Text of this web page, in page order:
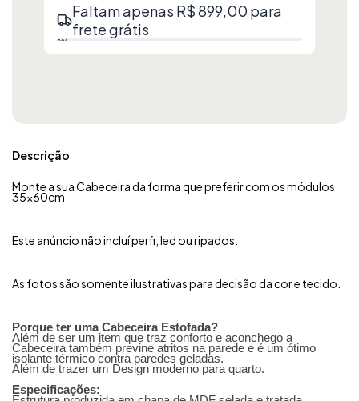
Faltam apenas R$ 899,00 para
frete grátis
0%
Descrição
Monte a sua Cabeceira da forma que preferir com os módulos
35x60cm
Este anúncio não incluí perfi, led ou ripados.
As fotos são somente ilustrativas para decisão da cor e tecido.
Porque ter uma Cabeceira Estofada?
Além de ser um item que traz conforto e aconchego a
Cabeceira também previne atritos na parede e é um ótimo
isolante térmico contra paredes geladas.
Além de trazer um Design moderno para quarto.
Especificações: